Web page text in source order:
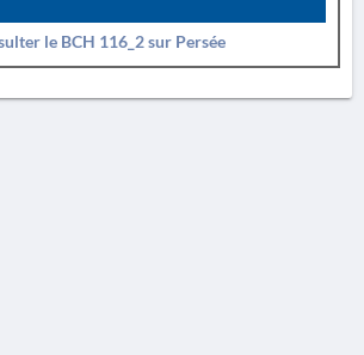
le BCH 116_2 sur Persée